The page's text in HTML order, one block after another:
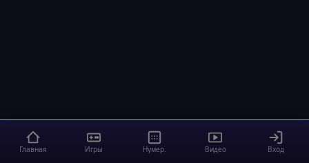
Главная Игры Нумер. Видео Вход